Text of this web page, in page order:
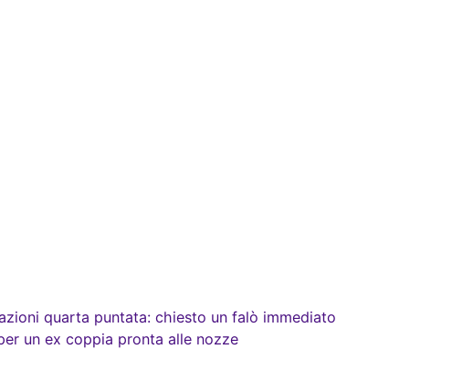
quarta puntata: chiesto un falò immediato
un ex coppia pronta alle nozze